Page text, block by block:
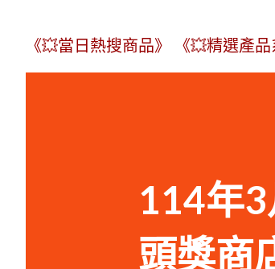
《💥當日熱搜商品》 《💥精選產品
114年
頭獎商